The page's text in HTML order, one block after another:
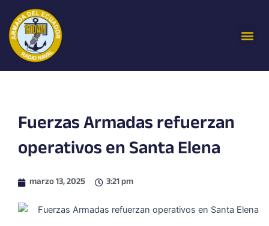
contenido
Fuerzas Armadas refuerzan
operativos en Santa Elena
marzo 13, 2025 3:21 pm